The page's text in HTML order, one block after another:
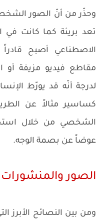
وحذّر من أنّ الصور
تعد بريئة كما كانت في
الاصطناعي أصبح
مقاطع فيديو مزيفة أو
لدرجة أنّه قد يورّط
كساسير مثالاً عن
الشخصي من خلال
عوضاً عن بصمة الوجه.
الصور
ومن بين النصائح الأبرز